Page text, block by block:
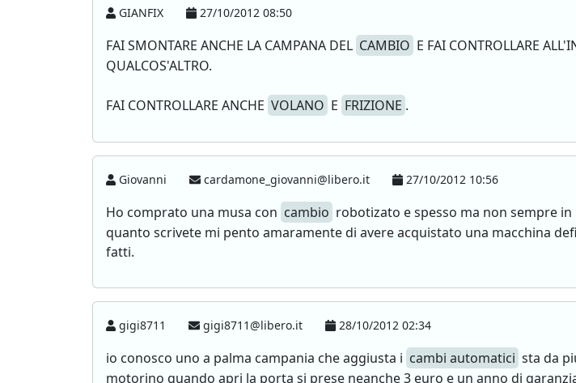
GIANFIX 27/10/2012 08:50
FAI SMONTARE ANCHE LA CAMPANA DEL CAMBIO E FAI CONTROLLARE
QUALCOS'ALTRO.
FAI CONTROLLARE ANCHE VOLANO E FRIZIONE .
Giovanni cardamone_giovanni@libero.it 27/10/2012 10:56
Ho comprato una musa con cambio robotizato e spesso ma non sempre
quanto scrivete mi pento amaramente di avere acquistato una macchina
fatti.
gigi8711 gigi8711@libero.it 28/10/2012 02:34
io conosco uno a palma campania che aggiusta i cambi automatici sta da
motorino quando apri la porta si prese neanche 3 euro e un anno di